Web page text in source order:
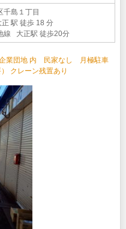
千島１丁目
駅 徒歩 18 分
線 大正駅 徒歩20分
業団地 内 民家なし 月極駐車
クレーン残置あり